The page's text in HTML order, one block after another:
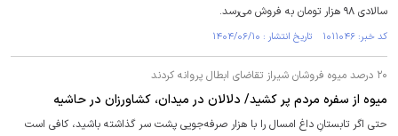
سالادی ۹۸ هزار تومان به فروش می‌رسد.
کد خبر: ۱۰۱۱۰۴۶ تاریخ انتشار : ۱۴۰۴/۰۶/۱۰
۲۰ درصد میوه فروشان شیراز تقاضای ابطال پروانه کردند
میوه از سفره مردم پر کشید/ دلالان در میدان، کشاورزان در حاشیه
حتی اگر تابستانِ داغ امسال را با هزار صرفه‌جویی پشت سر گذاشته باشید، کافی است